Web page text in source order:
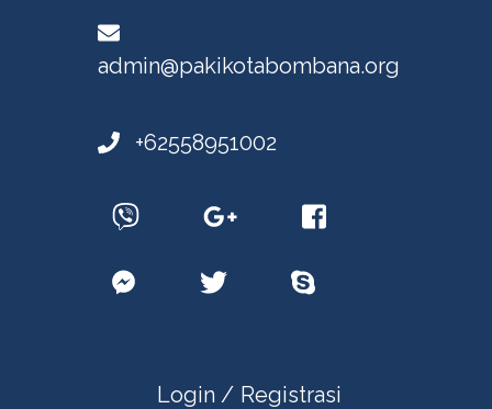
admin@pakikotabombana.org
+62558951002
Login / Registrasi